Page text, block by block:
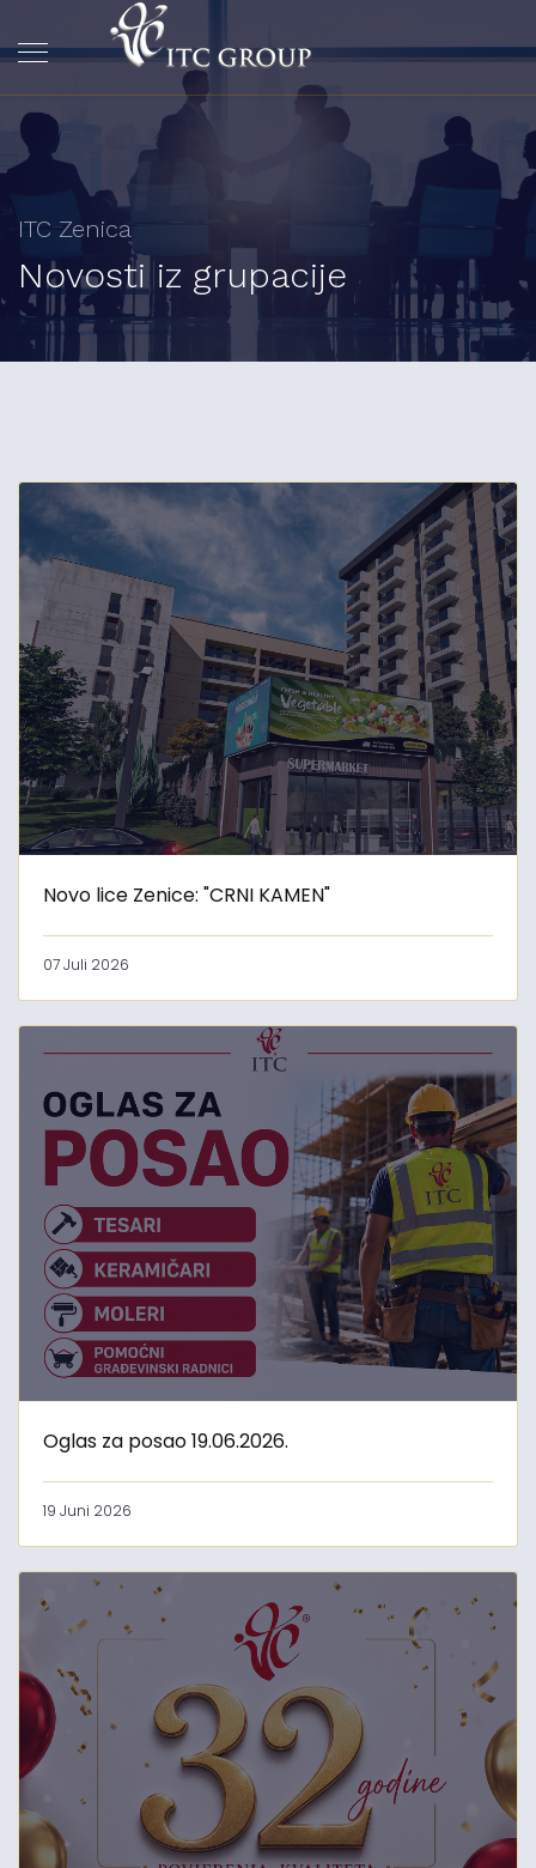
ITC Zenica
Novosti iz grupacije
Novo lice Zenice: "CRNI KAMEN"
07 Juli 2026
Oglas za posao 19.06.2026.
19 Juni 2026